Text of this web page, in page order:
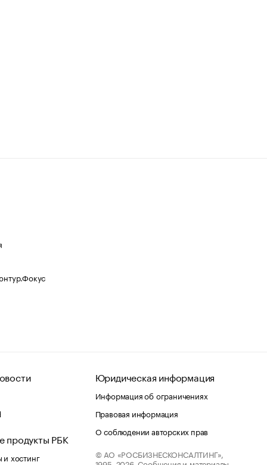
продукты РБК
хостинг
Юридическая информация
Информация об ограничениях
Правовая информация
О соблюдении авторских прав
© АО «РОСБИЗНЕСКОНСАЛТИНГ»,